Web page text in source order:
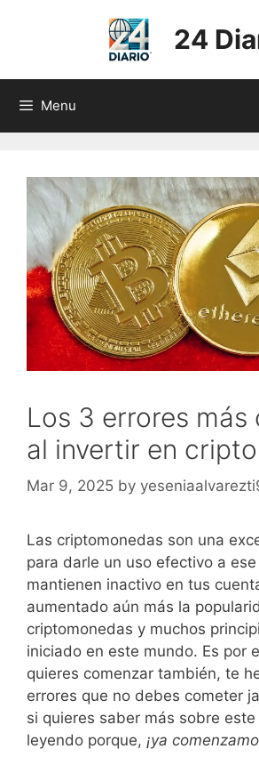
24
Menu
Los 3 errores más
al invertir en
Mar 9, 2025 by
Las criptomonedas son una
para darle un uso efectivo a
mantienen inactivo en tus
aumentado aún más la
criptomonedas y muchos
iniciado en este mundo. Es por
quieres comenzar también, te
errores que no debes cometer
si quieres saber más sobre
leyendo porque, ¡ya